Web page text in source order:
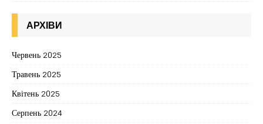
АРХІВИ
Червень 2025
Травень 2025
Квітень 2025
Серпень 2024